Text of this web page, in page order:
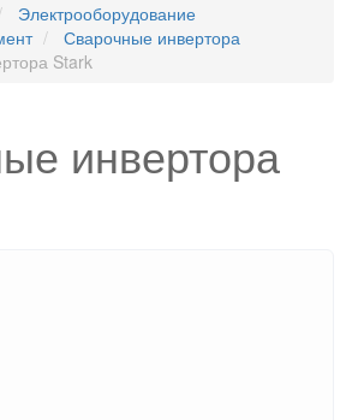
Электрооборудование
Сварочные инвертора
Stark
инвертора